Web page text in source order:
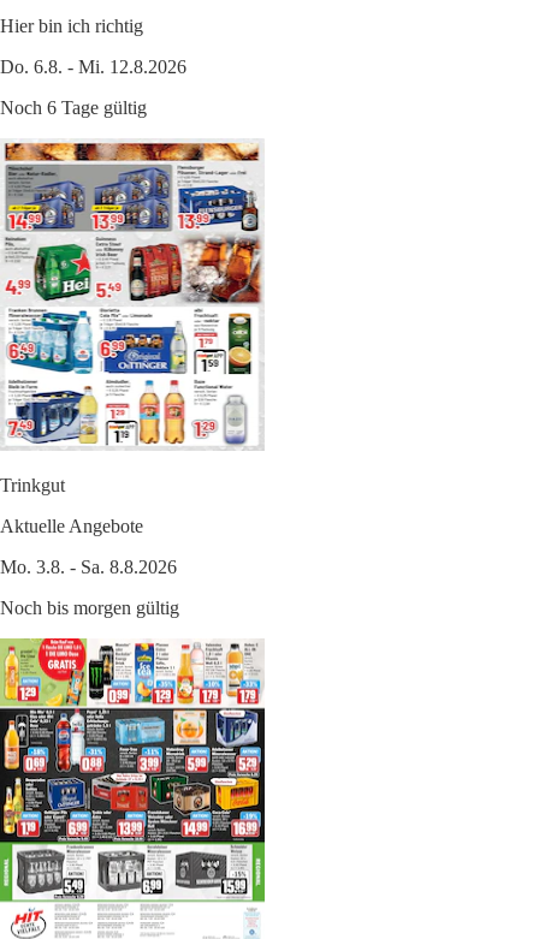
Hier bin ich richtig
Do. 6.8. - Mi. 12.8.2026
Noch 6 Tage gültig
Trinkgut
Aktuelle Angebote
Mo. 3.8. - Sa. 8.8.2026
Noch bis morgen gültig